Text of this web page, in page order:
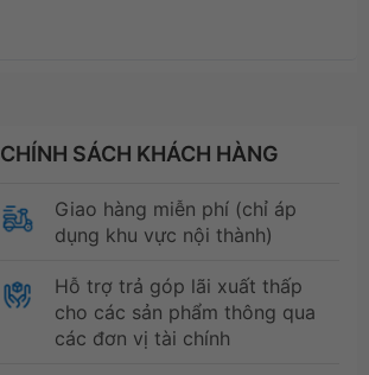
CHÍNH SÁCH KHÁCH HÀNG
Giao hàng miễn phí (chỉ áp
dụng khu vực nội thành)
Hỗ trợ trả góp lãi xuất thấp
cho các sản phẩm thông qua
các đơn vị tài chính